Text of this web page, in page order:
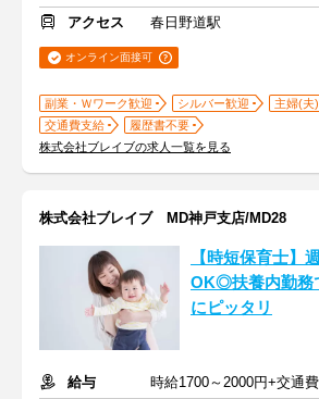
アクセス
春日野道駅
オンライン面接可
副業・Ｗワーク歓迎 シルバー歓迎
主婦(夫
交通費支給
履歴書不要
株式会社ブレイブの求人一覧を見る
株式会社ブレイブ MD神戸支店/MD28
【時短保育士】
OK◎扶養内勤務
にピッタリ
給与
時給1700～2000円+交通